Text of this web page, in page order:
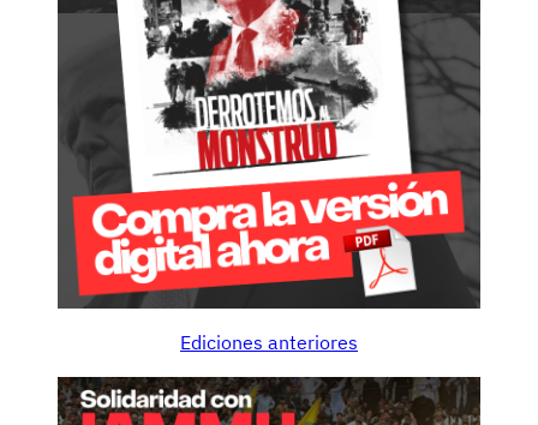
Ediciones anteriores